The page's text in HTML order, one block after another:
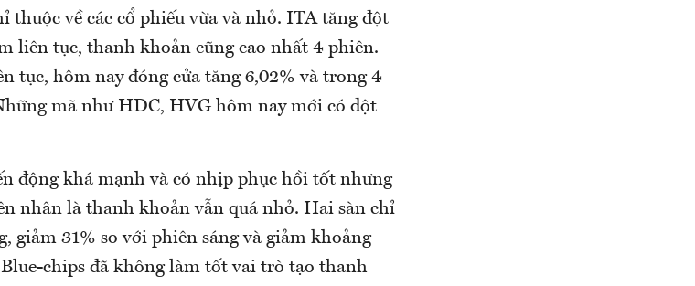
thuộc về các cổ phiếu vừa và nhỏ. ITA tăng đột
liên tục, thanh khoản cũng cao nhất 4 phiên.
tục, hôm nay đóng cửa tăng 6,02% và trong 4
mã như HDC, HVG hôm nay mới có đột
động khá mạnh và có nhịp phục hồi tốt nhưng
nhân là thanh khoản vẫn quá nhỏ. Hai sàn chỉ
giảm 31% so với phiên sáng và giảm khoảng
chips đã không làm tốt vai trò tạo thanh